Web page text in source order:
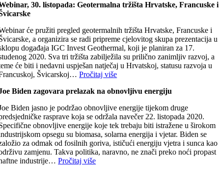
30. listopada: Geotermalna tržišta Hrvatske, Francuske i
će pružiti pregled geotermalnih tržišta Hrvatske, Francuske i
a organizira se radi pripreme cjelovitog skupa prezentacija u
događaja IGC Invest Geothermal, koji je planiran za 17.
2020. Sva tri tržišta zabilježila su prilično zanimljiv razvoj, a
će biti i nedavni uspješan natječaj u Hrvatskoj, statusu razvoja u
Švicarskoj…Pročitaj više
Biden zagovara prelazak na obnovljivu energiju
Biden jasno je podržao obnovljive energije tijekom druge
rasprave koja se održala navečer 22. listopada 2020.
obnovljive energije koje tek trebaju biti istražene u širokom
opsegu su biomasa, solarna energija i vjetar. Biden se
za odmak od fosilnih goriva, ističući energiju vjetra i sunca kao
zamjenu. Takva politika, naravno, ne znači preko noći propast
industrije…Pročitaj više